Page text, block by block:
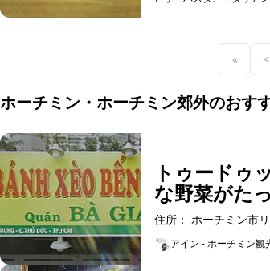
« <
ホーチミン・ホーチミン郊外のおす
トゥードゥ
な野菜がた
アイン - ホーチミン観